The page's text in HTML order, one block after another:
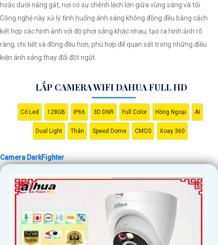
hoặc dưới nắng gắt, nơi có sự chênh lệch lớn giữa vùng sáng và tối.
Công nghệ này xử lý tình huống ánh sáng không đồng đều bằng cách
kết hợp các hình ảnh với độ phơi sáng khác nhau, tạo ra hình ảnh rõ
ràng, chi tiết và đồng đều hơn, phù hợp để quan sát trong những điều
kiện ánh sáng thay đổi đột ngột.
LẮP CAMERA WIFI DAHUA FULL HD
Có Led 128GB IP66 3D DNR Full Color Hồng Ngoại AI
Dual Light Thân Speed Dome CMOS Xoay 360
Camera DarkFighter